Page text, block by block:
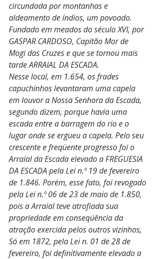
circundada por montanhas e
aldeamento de índios, um povoado.
Fundado em meados do século XVI, por
GASPAR CARDOSO, Capitão Mor de
Mogi das Cruzes e que se tornou mais
tarde ARRAIAL DA ESCADA.
Nesse local, em 1.654, os frades
capuchinhos levantaram uma capela
em louvor a Nossa Senhora da Escada,
segundo dizem, porque havia uma
escada entre a barragem do rio e o
lugar onde se ergueu a capela. Pelo seu
crescente e freqüente progresso foi o
Arraial da Escada elevado a FREGUESIA
DA ESCADA pela Lei n.º 19 de fevereiro
de 1.846. Porém, esse fato, foi revogado
pela Lei n.º 06 de 23 de maio de 1.850,
pois a Arraial teve atrofiada sua
propriedade em conseqüência da
atração exercida pelos outros vizinhos,
Só em 1872, pela Lei n. 01 de 28 de
fevereiro, foi definitivamente elevado a